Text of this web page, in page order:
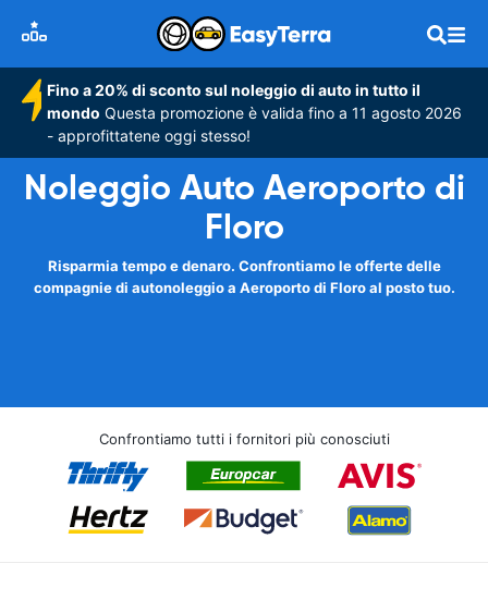
Fino a 20% di sconto sul noleggio di auto in tutto il
mondo Questa promozione è valida fino a 11 agosto 2026
- approfittatene oggi stesso!
Noleggio Auto Aeroporto di
Floro
Risparmia tempo e denaro. Confrontiamo le offerte delle
compagnie di autonoleggio a Aeroporto di Floro al posto tuo.
Confrontiamo tutti i fornitori più conosciuti